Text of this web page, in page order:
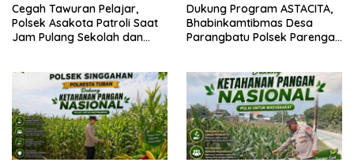
Cegah Tawuran Pelajar,
Polsek Asakota Patroli Saat
Jam Pulang Sekolah dan
Dukung Program ASTACITA,
Bhabinkamtibmas Desa
Parangbatu Polsek Parengan
Di Desa Parangbatu Kec.
Parengan